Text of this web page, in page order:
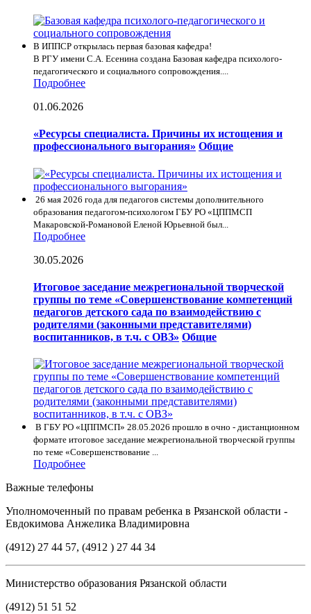
В ИППСР открылась первая базовая кафедра!
В РГУ имени С.А. Есенина создана Базовая кафедра психолого-
педагогического и социального сопровождения....
Подробнее
01.06.2026
«Ресурсы специалиста. Причины их истощения и
профессионального выгорания» Общие
26 мая 2026 года для педагогов системы дополнительного
образования педагогом-психологом ГБУ РО «ЦППМСП
Макаровской-Романовой Еленой Юрьевной был...
Подробнее
30.05.2026
Итоговое заседание межрегиональной творческой
группы по теме «Совершенствование компетенций
педагогов детского сада по взаимодействию с
родителями (законными представителями)
воспитанников, в т.ч. с ОВЗ» Общие
В ГБУ РО «ЦППМСП» 28.05.2026 прошло в очно - дистанционном
формате итоговое заседание межрегиональной творческой группы
по теме «Совершенствование ...
Подробнее
Важные телефоны
Уполномоченный по правам ребенка в Рязанской области -
Евдокимова Анжелика Владимировна
(4912) 27 44 57, (4912 ) 27 44 34
Министерство образования Рязанской области
(4912) 51 51 52